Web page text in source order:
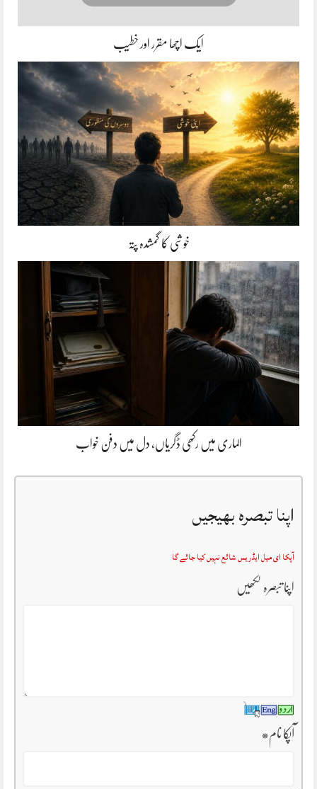
ایک اچھا مقرر اور خطیب
خوشی کا گمشدہ پتہ
الماری میں رکھی ڈگریاں، دل میں دفن خواب
اپنا تبصرہ بھیجیں
آپکا ای میل ایڈریس شائع نہیں کیا جائے گا
اپنا تبصرہ لکھیں
آپکا نام*